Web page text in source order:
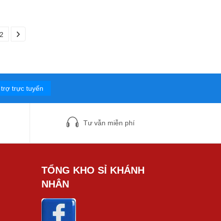
2
trợ trực tuyến
Tư vẫn miễn phí
TỔNG KHO SỈ KHÁNH
NHÂN